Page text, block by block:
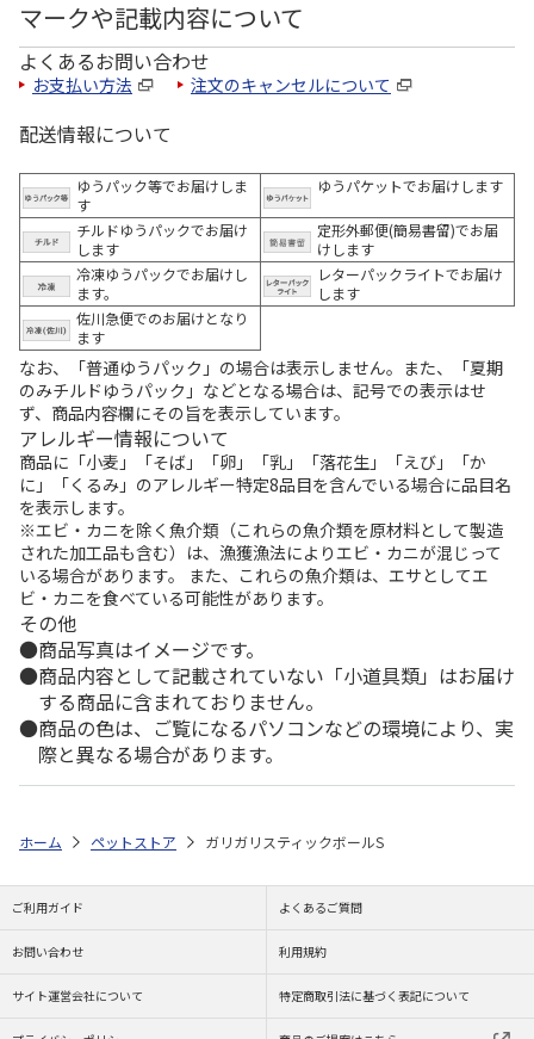
マークや記載内容について
よくあるお問い合わせ
お支払い方法 注文のキャンセルについて
配送情報について
ゆうパック等でお届けしま
す
ゆうパケットでお届けします
チルドゆうパックでお届け
します
定形外郵便(簡易書留)でお届
けします
冷凍ゆうパックでお届けし
ます。
レターパックライトでお届け
します
佐川急便でのお届けとなり
ます
なお、「普通ゆうパック」の場合は表示しません。また、「夏期
のみチルドゆうパック」などとなる場合は、記号での表示はせ
ず、商品内容欄にその旨を表示しています。
アレルギー情報について
商品に「小麦」「そば」「卵」「乳」「落花生」「えび」「か
に」「くるみ」のアレルギー特定8品目を含んでいる場合に品目名
を表示します。
※エビ・カニを除く魚介類（これらの魚介類を原材料として製造
された加工品も含む）は、漁獲漁法によりエビ・カニが混じって
いる場合があります。 また、これらの魚介類は、エサとしてエ
ビ・カニを食べている可能性があります。
その他
商品写真はイメージです。
商品内容として記載されていない「小道具類」はお届け
する商品に含まれておりません。
商品の色は、ご覧になるパソコンなどの環境により、実
際と異なる場合があります。
ホーム ペットストア ガリガリスティックボールS
ご利用ガイド よくあるご質問
お問い合わせ 利用規約
サイト運営会社について 特定商取引法に基づく表記について